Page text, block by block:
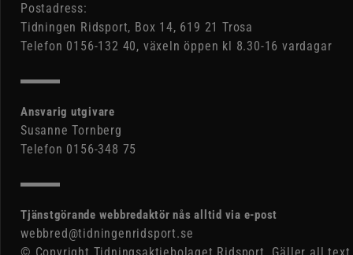
Postadress:
Tidningen Ridsport, Box 14, 619 21 Trosa
Telefon 0156-132 40, växeln öppen kl 8.30-16 vardagar
Ansvarig utgivare
Susanne Tornberg
Telefon 0156-348 75
Tjänstgörande webbredaktör nås alltid via e-post
webbred@tidningenridsport.se